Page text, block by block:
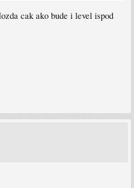
cak ako bude i level ispod